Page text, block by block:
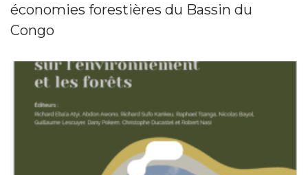
économies forestières du Bassin du
Congo